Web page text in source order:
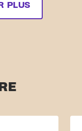
PLUS